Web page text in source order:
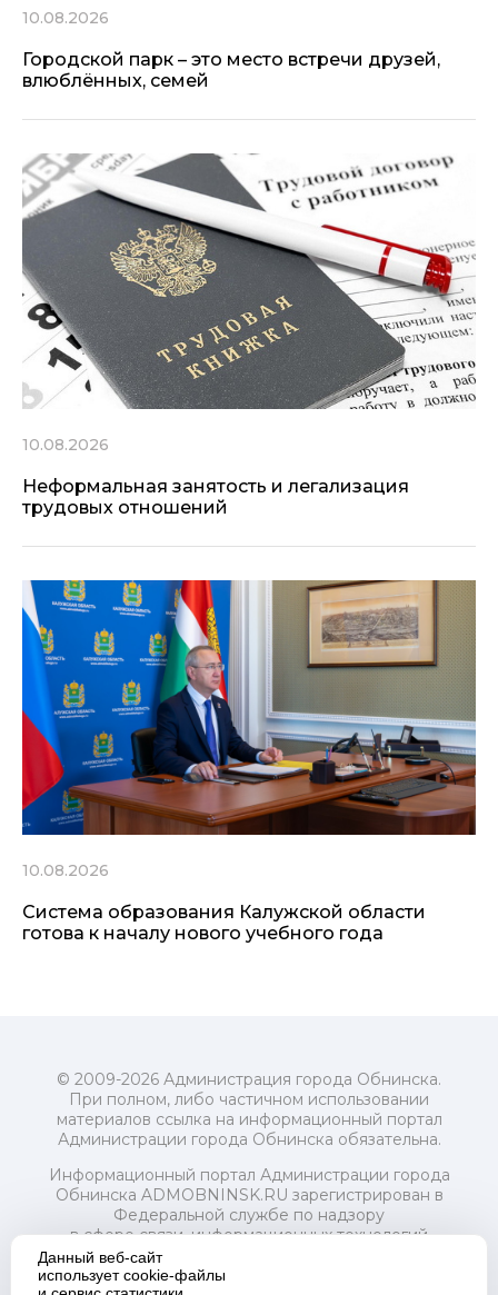
10.08.2026
Городской парк – это место встречи друзей,
влюблённых, семей
10.08.2026
Неформальная занятость и легализация
трудовых отношений
10.08.2026
Система образования Калужской области
готова к началу нового учебного года
© 2009-2026 Администрация города Обнинска.
При полном, либо частичном использовании
материалов ссылка на информационный портал
Администрации города Обнинска обязательна.
Информационный портал Администрации города
Обнинска ADMOBNINSK.RU зарегистрирован в
Федеральной службе по надзору
в сфере связи, информационных технологий
и массовых коммуникаций (Роскомнадзор) 24 июля
2018 года.
Данный веб-сайт
использует cookie-файлы